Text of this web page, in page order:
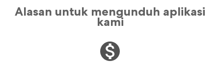
Alasan untuk mengunduh aplikasi
kami